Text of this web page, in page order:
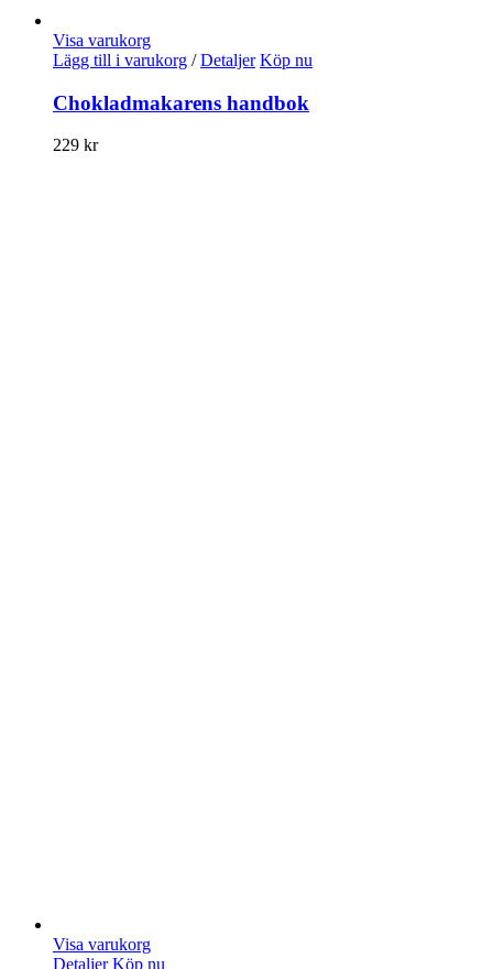
Visa varukorg
Lägg till i varukorg / Detaljer Köp nu
Chokladmakarens handbok
229 kr
Visa varukorg
Detaljer Köp nu